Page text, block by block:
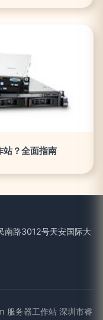
站？全面指南
南路3012号天安国际大
服务器工作站 深圳市睿